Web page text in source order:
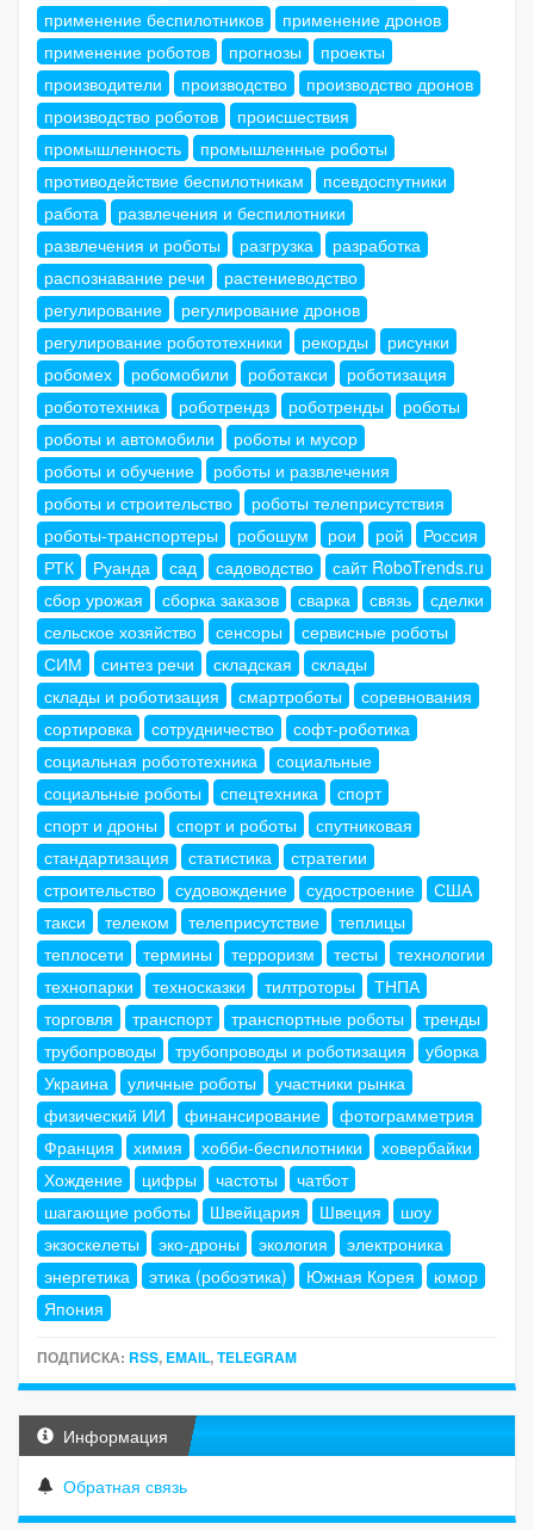
применение беспилотников
применение дронов
применение роботов
прогнозы
проекты
производители
производство
производство дронов
производство роботов
происшествия
промышленность
промышленные роботы
противодействие беспилотникам
псевдоспутники
работа
развлечения и беспилотники
развлечения и роботы
разгрузка
разработка
распознавание речи
растениеводство
регулирование
регулирование дронов
регулирование робототехники
рекорды
рисунки
робомех
робомобили роботакси
роботизация
робототехника
роботрендз роботренды
роботы
роботы и автомобили
роботы и мусор
роботы и обучение
роботы и развлечения
роботы и строительство
роботы телеприсутствия
роботы-транспортеры
робошум рои рой
Россия
РТК
Руанда сад садоводство
сайт RoboTrends.ru
сбор урожая
сборка заказов сварка связь
сделки
сельское хозяйство
сенсоры
сервисные роботы
СИМ
синтез речи складская
склады
склады и роботизация
смартроботы
соревнования
сортировка
сотрудничество
софт-роботика
социальная робототехника
социальные
социальные роботы
спецтехника
спорт
спорт и дроны
спорт и роботы
спутниковая
стандартизация
статистика
стратегии
строительство
судовождение судостроение
США
такси
телеком телеприсутствие
теплицы
теплосети
термины терроризм тесты
технологии
технопарки
техносказки тилтроторы
ТНПА
торговля
транспорт транспортные роботы
тренды
трубопроводы
трубопроводы и роботизация
уборка
Украина
уличные роботы
участники рынка
физический ИИ
финансирование
фотограмметрия
Франция
химия хобби-беспилотники
ховербайки
Хождение
цифры частоты
чатбот
шагающие роботы
Швейцария Швеция
шоу
экзоскелеты
эко-дроны экология
электроника
энергетика
этика (робоэтика) Южная Корея
юмор
Япония
ПОДПИСКА: RSS, EMAIL,TELEGRAM
Информация
Обратная связь